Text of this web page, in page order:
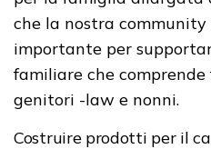
che la nostra
importante per
familiare che
genitori -law e nonni.
Costruire prodotti per il